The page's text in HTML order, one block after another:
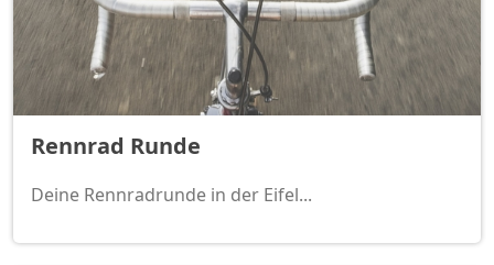
Rennrad Runde
Deine Rennradrunde in der Eifel...